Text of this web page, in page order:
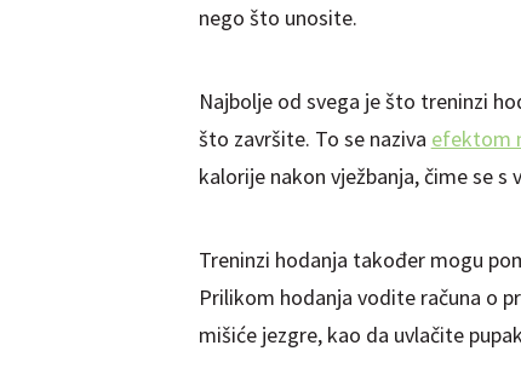
nego što unosite.
Najbolje od svega je što treninzi
što završite. To se naziva efektom
kalorije nakon vježbanja, čime se
Treninzi hodanja također mogu
Prilikom hodanja vodite računa o
mišiće jezgre, kao da uvlačite